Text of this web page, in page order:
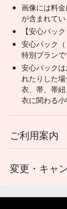
画像には料
が含まれて
【安心パッ
安心パック
特別プランで
安心パック
れたりした
衣、帯、帯
衣に関わる小
ご利用案内
変更・キャ